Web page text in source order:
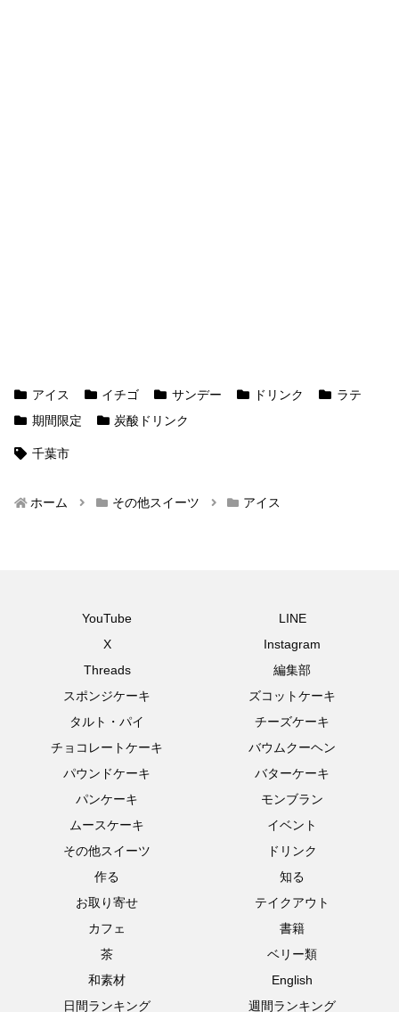
アイス イチゴ サンデー ドリンク
ラテ
期間限定
炭酸ドリンク
千葉市
ホーム その他スイーツ アイス
YouTube
LINE
X
Instagram
Threads
編集部
スポンジケーキ
ズコットケーキ
タルト・パイ
チーズケーキ
チョコレートケーキ
バウムクーヘン
パウンドケーキ
バターケーキ
パンケーキ
モンブラン
ムースケーキ
イベント
その他スイーツ
ドリンク
作る
知る
お取り寄せ
テイクアウト
カフェ
書籍
茶
ベリー類
和素材
English
日間ランキング
週間ランキング